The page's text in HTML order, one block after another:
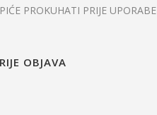
PROKUHATI PRIJE UPORABE
OBJAVA